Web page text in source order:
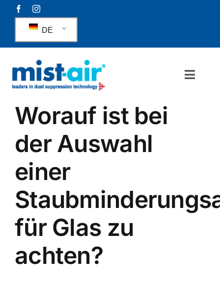
Inhalt
DE
Staubunterdrückung
Geruchsunterdrückung
Rainguns
Von uns unterstützte Branchen
Fallstudien
Worauf ist bei
der Auswahl
einer
für Glas zu
achten?